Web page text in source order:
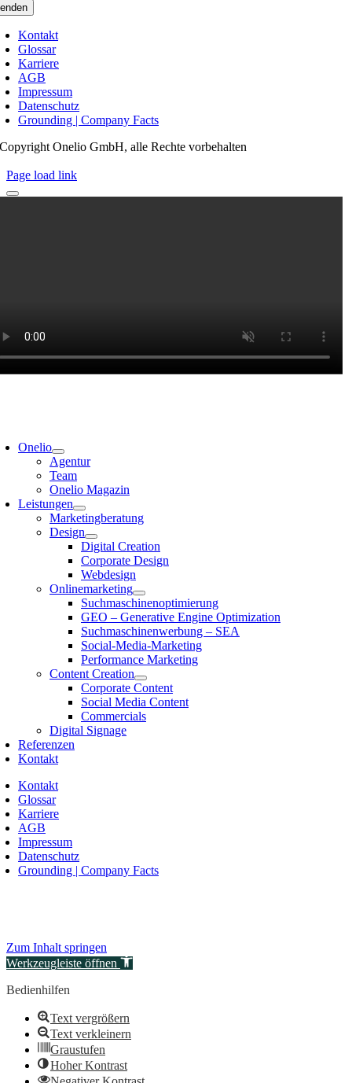
Kontakt
Glossar
Karriere
AGB
Impressum
Datenschutz
Grounding | Company Facts
Onelio GmbH, alle Rechte vorbehalten
Page load link
Onelio
Agentur
Team
Onelio Magazin
Leistungen
Marketingberatung
Design
Digital Creation
Corporate Design
Webdesign
Onlinemarketing
Suchmaschinenoptimierung
GEO – Generative Engine Optimization
Suchmaschinenwerbung – SEA
Social-Media-Marketing
Performance Marketing
Content Creation
Corporate Content
Social Media Content
Commercials
Digital Signage
Referenzen
Kontakt
Kontakt
Glossar
Karriere
AGB
Impressum
Datenschutz
Grounding | Company Facts
Zum Inhalt springen
Werkzeugleiste öffnen
Bedienhilfen
Text vergrößern
Text verkleinern
Graustufen
Hoher Kontrast